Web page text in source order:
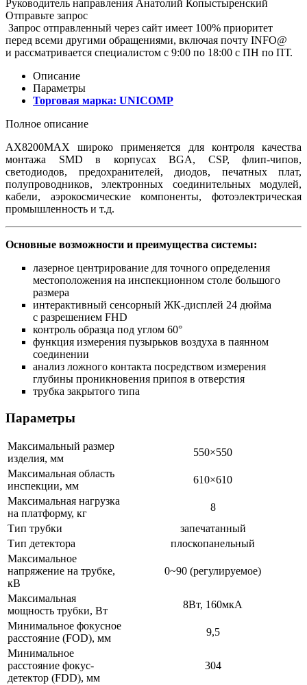
Руководитель направления Анатолий Копыстыренский
Отправьте запрос
Запрос отправленный через сайт имеет 100% приоритет
перед всеми другими обращениями, включая почту INFO@
и рассматривается специалистом с 9:00 по 18:00 с ПН по ПТ.
Описание
Параметры
Торговая марка: UNICOMP
Полное описание
AX8200MAX широко применяется для контроля качества
монтажа SMD в корпусах BGA, CSP, флип-чипов,
светодиодов, предохранителей, диодов, печатных плат,
полупроводников, электронных соединительных модулей,
кабели, аэрокосмические компоненты, фотоэлектрическая
промышленность и т.д.
Основные возможности и преимущества системы:
лазерное центрирование для точного определения
местоположения на инспекционном столе большого
размера
интерактивный сенсорный ЖК-дисплей 24 дюйма
с разрешением FHD
контроль образца под углом 60°
функция измерения пузырьков воздуха в паянном
соединении
анализ ложного контакта посредством измерения
глубины проникновения припоя в отверстия
трубка закрытого типа
Параметры
Максимальный размер
изделия, мм
550×550
Максимальная область
инспекции, мм
610×610
Максимальная нагрузка
на платформу, кг
8
Тип трубки
запечатанный
Тип детектора
плоскопанельный
Максимальное
напряжение на трубке,
кВ
0~90 (регулируемое)
Максимальная
мощность трубки, Вт
8Вт, 160мкА
Минимальное фокусное
расстояние (FOD), мм
9,5
Минимальное
расстояние фокус-
детектор (FDD), мм
304